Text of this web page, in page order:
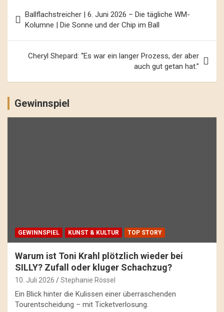
Navigation
Ballflachstreicher | 6. Juni 2026 – Die tägliche WM-
Kolumne | Die Sonne und der Chip im Ball
Cheryl Shepard: “Es war ein langer Prozess, der aber
auch gut getan hat.”
Gewinnspiel
GEWINNSPIEL KUNST & KULTUR TOP STORY
Warum ist Toni Krahl plötzlich wieder bei
SILLY? Zufall oder kluger Schachzug?
10. Juli 2026 Stephanie Rössel
Ein Blick hinter die Kulissen einer überraschenden
Tourentscheidung – mit Ticketverlosung.